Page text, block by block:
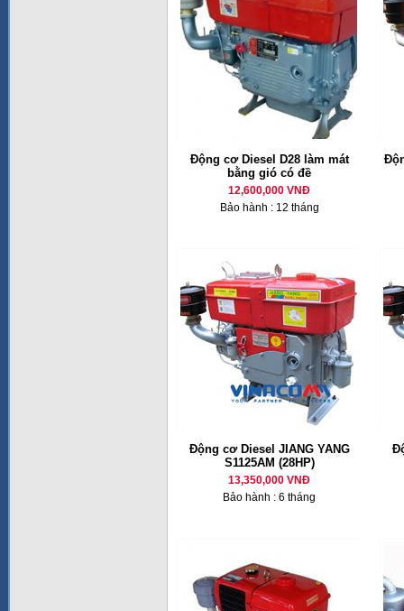
Động cơ Diesel D28 làm mát
bằng gió có đề
12,600,000 VNĐ
Bảo hành : 12 tháng
Động cơ Diesel JIANG YANG
S1125AM (28HP)
13,350,000 VNĐ
Bảo hành : 6 tháng